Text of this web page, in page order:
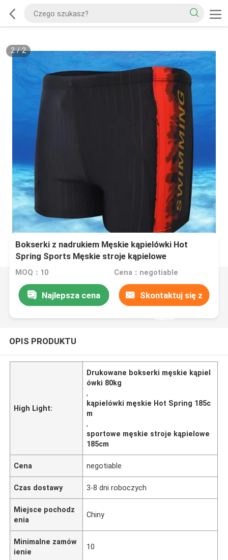
2/2
Bokserki z nadrukiem Męskie kąpielówki Hot
Spring Sports Męskie stroje kąpielowe
MOQ：10 Cena：negotiable
Najlepsza cena Skontaktuj się z
nami
OPIS PRODUKTU
High Light:
Drukowane bokserki męskie kąpiel
ówki 80kg
,
kąpielówki męskie Hot Spring 185c
m
,
sportowe męskie stroje kąpielowe
185cm
Cena negotiable
Czas dostawy 3-8 dni roboczych
Miejsce pochodz
enia
Chiny
Minimalne zamów
ienie
10